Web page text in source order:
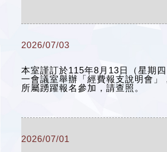
2026/07/03
本室謹訂於115年8月13日（星期
一會議室舉辦「經費報支說明會」
所屬踴躍報名參加，請查照。
2026/07/01